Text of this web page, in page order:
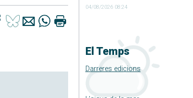
04/08/2026 08:24
El Temps
Darreres edicions